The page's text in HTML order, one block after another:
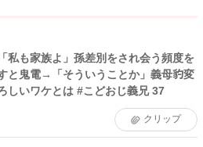
私も家族よ」孫差別をされ会う頻度を
と鬼電→「そういうことか」義母豹変
しいワケとは #こどおじ義兄 37
クリップ